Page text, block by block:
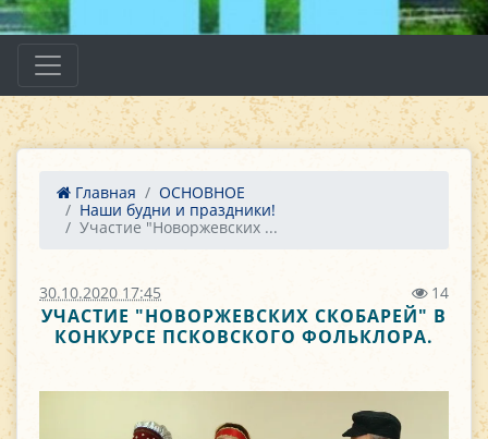
Главная
ОСНОВНОЕ
Наши будни и праздники!
Участие "Новоржевских ...
30.10.2020 17:45 14
УЧАСТИЕ "НОВОРЖЕВСКИХ СКОБАРЕЙ" В
КОНКУРСЕ ПСКОВСКОГО ФОЛЬКЛОРА.